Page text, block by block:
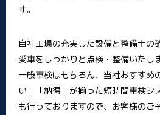
す。
自社工場の充実した設備と整備士の
愛車をしっかりと点検・整備いたし
一般車検はもちろん、当社おすすめ
い」「納得」が揃った短時間車検シ
も行っておりますので、お客様のご